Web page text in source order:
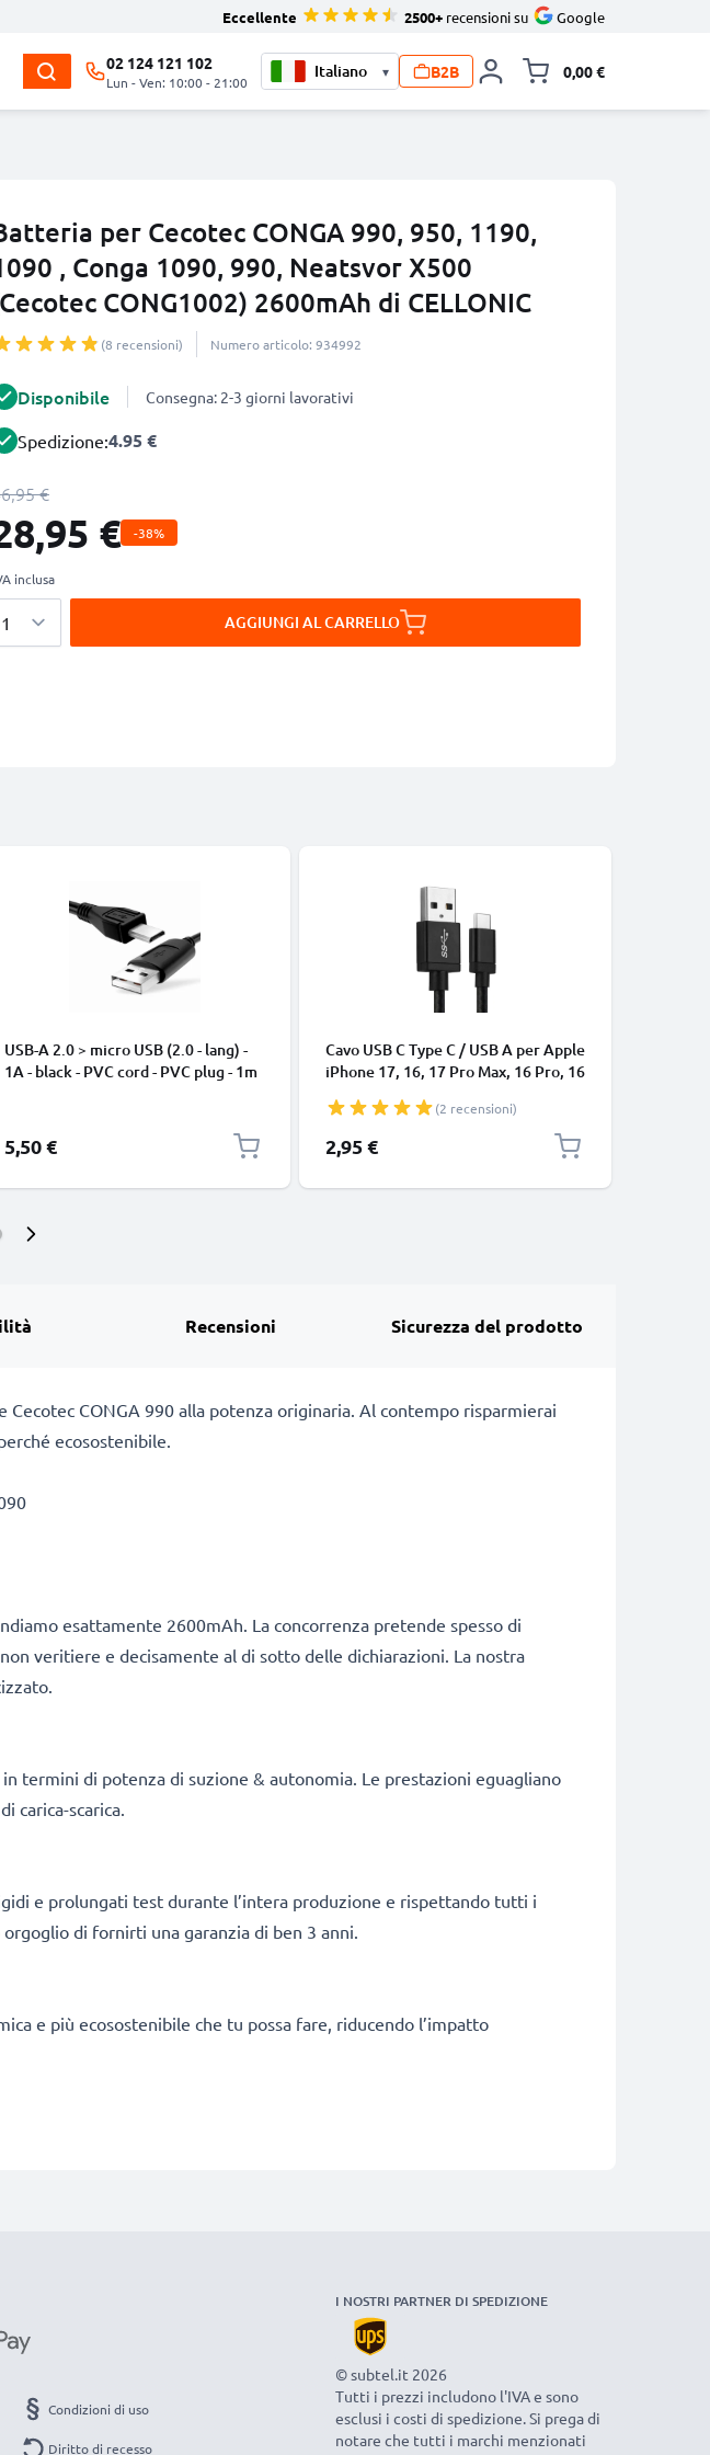
Eccellente 2500+ recensioni su Google
02 124 121 102
Lun - Ven: 10:00 - 21:00
▾ B2B 0,00 €
per Cecotec CONGA 990, 950, 1190,
, Conga 1090, 990, Neatsvor X500
CONG1002) 2600mAh di CELLONIC
(8 recensioni) Numero articolo: 934992
Disponibile Consegna: 2-3 giorni lavorativi
Spedizione:4.95 €
€
€ -38%
inclusa
AGGIUNGI AL CARRELLO
USB-A 2.0 > micro USB (2.0 - lang) -
1A - black - PVC cord - PVC plug - 1m
5,50 €
Cavo USB C Type C / USB A per Apple
iPhone 17, 16, 17 Pro Max, 16 Pro, 16
Samsung Galaxy S25 Ultra, S25
Google Pixel 10, 9a, 10 Pro, 10 Pro
XL Xiaomi 15 Ultra, Redmi Note 14
(2 recensioni)
2,95 €
Recensioni Sicurezza del prodotto
CONGA 990 alla potenza originaria. Al contempo risparmierai
ecosostenibile.
esattamente 2600mAh. La concorrenza pretende spesso di
veritiere e decisamente al di sotto delle dichiarazioni. La nostra
termini di potenza di suzione & autonomia. Le prestazioni eguagliano
carica-scarica.
e prolungati test durante l’intera produzione e rispettando tutti i
di fornirti una garanzia di ben 3 anni.
e più ecosostenibile che tu possa fare, riducendo l’impatto
Condizioni di uso
Diritto di recesso
I NOSTRI PARTNER DI SPEDIZIONE
© subtel.it 2026
Tutti i prezzi includono l'IVA e sono
esclusi i costi di spedizione. Si prega di
notare che tutti i marchi menzionati